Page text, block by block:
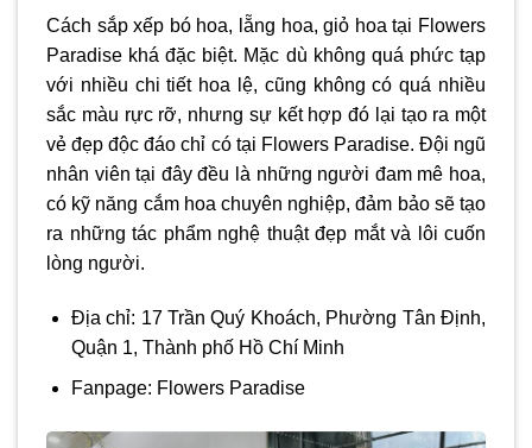
Cách sắp xếp bó hoa, lẵng hoa, giỏ hoa tại Flowers
Paradise khá đặc biệt. Mặc dù không quá phức tạp
với nhiều chi tiết hoa lệ, cũng không có quá nhiều
sắc màu rực rỡ, nhưng sự kết hợp đó lại tạo ra một
vẻ đẹp độc đáo chỉ có tại Flowers Paradise. Đội ngũ
nhân viên tại đây đều là những người đam mê hoa,
có kỹ năng cắm hoa chuyên nghiệp, đảm bảo sẽ tạo
ra những tác phẩm nghệ thuật đẹp mắt và lôi cuốn
lòng người.
Địa chỉ: 17 Trần Quý Khoách, Phường Tân Định,
Quận 1, Thành phố Hồ Chí Minh
Fanpage: Flowers Paradise